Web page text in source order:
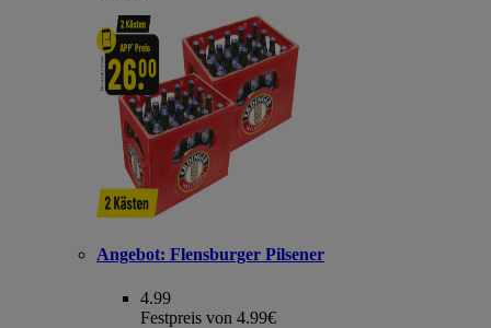
Angebot: Flensburger Pilsener
4.99
Festpreis von 4.99€